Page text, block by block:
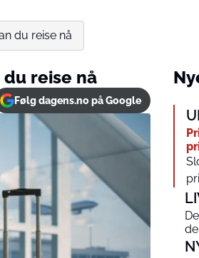
du reise nå
reise nå
Følg dagens.no på Google